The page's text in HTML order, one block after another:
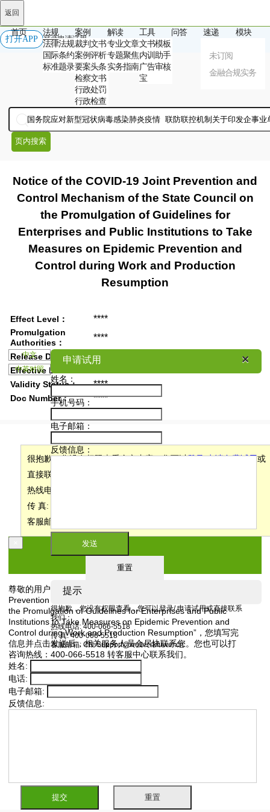
返回
打开APP 登录申请试用
首页
法规
法律法规
国际条约
标准题录
案例
裁判文书
案例评析
要案头条
检察文书
行政处罚
行政检查
解读
专业文章
专题聚焦
实务指南
工具
文书模板
内训助手
广告审核
宝
问答 速递 模块
未订阅
金融合规实务
页内搜索
Notice of the COVID-19 Joint Prevention and
Control Mechanism of the State Council on
the Promulgation of Guidelines for
Enterprises and Public Institutions to Take
Measures on Epidemic Prevention and
Control during Work and Production
Resumption
中文
中英对照
×
申请试用
姓名 ：
手机号码 ：
电子邮箱 ：
反馈信息 ：
发送
重置
×
提示
很抱歉，您没有权限查看，您可以登录/ 申请试用或直接联系
我们：
热线电话: 400-066-5518
传 真: 400-066-5518
客服邮箱: CN-Support@wolterskluwer.cn
Effect Level： ****
Promulgation
Authorities：
****
Release Date： ****
Effective Date：
Validity Status： ****
Doc Number： ****
很抱歉，您没有权限查看全文内容，您可以登录/申请免费试用或
直接联系我们：
热线电话: 400-066-5518
传 真: 400-066-5518
客服邮箱: CN-Support@wolterskluwer.cn
申请试用
尊敬的用户 您正在申请“Notice of the COVID-19 Joint
Prevention and Control Mechanism of the State Council on
the Promulgation of Guidelines for Enterprises and Public
Institutions to Take Measures on Epidemic Prevention and
Control during Work and Production Resumption”，您填写完
信息并点击发送后，相关服务人员会尽快联系您。您也可以打
咨询热线：400-066-5518 转客服中心联系我们。
姓名:
电话:
电子邮箱:
反馈信息:
提交 重置